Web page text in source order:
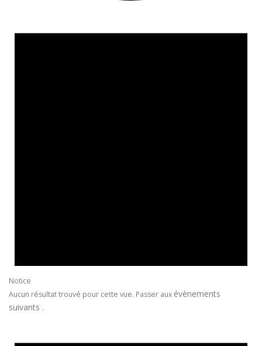
Notice
Aucun résultat trouvé pour cette vue. Passer aux évènements
suivants .